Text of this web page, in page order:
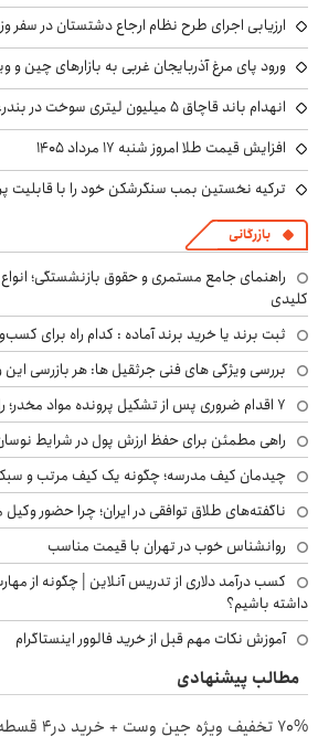
ارزیابی اجرای طرح نظام ارجاع دشتستان در سفر
ورود پای مرغ آذربایجان غربی به بازارهای چین و
انهدام باند قاچاق ۵ میلیون لیتری سوخت در بندرعباس
افزایش قیمت طلا امروز شنبه ۱۷ مرداد ۱۴۰۵
ترکیه نخستین بمب سنگرشکن خود را با قابلیت
بازرگانی
راهنمای جامع مستمری و حقوق بازنشستگی؛
کلیدی
ثبت برند یا خرید برند آماده : کدام راه برای
بررسی ویژگی های فنی جرثقیل ها: هر بازرسی این
۷ اقدام ضروری پس از تشکیل پرونده مواد مخدر؛ راهنمای خانواده‌ها
راهی مطمئن برای حفظ ارزش پول در شرایط
چیدمان کیف مدرسه؛ چگونه یک کیف مرتب و
ناگفته‌های طلاق توافقی در ایران؛ چرا حضور
روانشناس خوب در تهران با قیمت مناسب
کسب درآمد دلاری از تدریس آنلاین | چگونه از
داشته باشیم؟
آموزش نکات مهم قبل از خرید فالوور اینستاگرام
مطالب پیشنهادی
70% تخفیف ویژه جین وست + خرید در4 قسطه